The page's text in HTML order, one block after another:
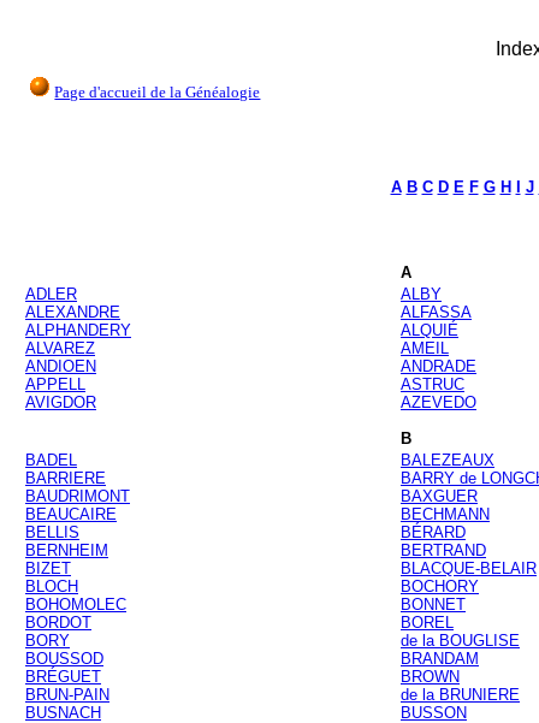
Page d'accueil de la Généalogie
A B C D E F G H I J
A
ADLER
ALBY
ALEXANDRE
ALFASSA
ALPHANDERY
ALQUIÉ
ALVAREZ
AMEIL
ANDIOEN
ANDRADE
APPELL
ASTRUC
AVIGDOR
AZEVEDO
B
BADEL
BALEZEAUX
BARRIERE
BARRY de
BAUDRIMONT
BAXGUER
BEAUCAIRE
BECHMANN
BELLIS
BÉRARD
BERNHEIM
BERTRAND
BIZET
BLACQUE-BELAIR
BLOCH
BOCHORY
BOHOMOLEC
BONNET
BORDOT
BOREL
BORY
de la BOUGLISE
BOUSSOD
BRANDAM
BRÉGUET
BROWN
BRUN-PAIN
de la BRUNIERE
BUSNACH
BUSSON